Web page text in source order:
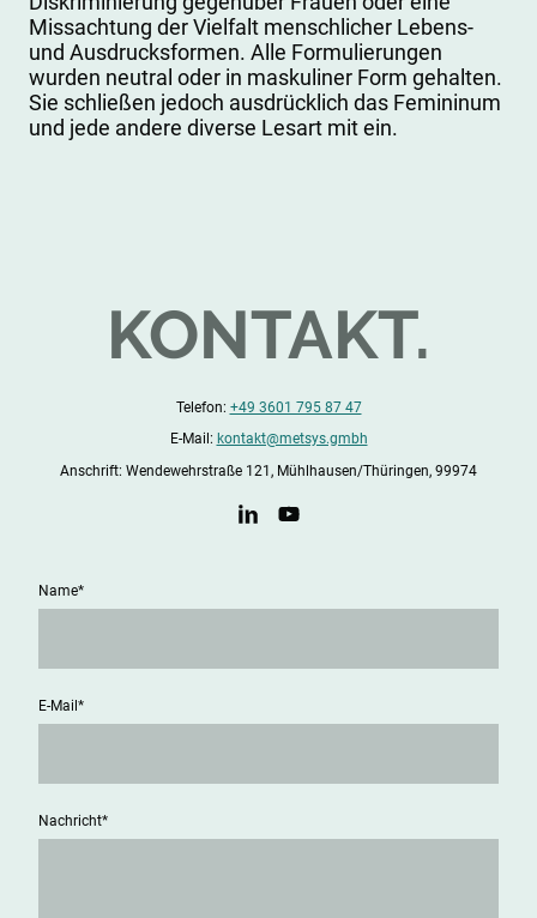
Missachtung der Vielfalt menschlicher Lebens-
und Ausdrucksformen. Alle Formulierungen
wurden neutral oder in maskuliner Form gehalten.
Sie schließen jedoch ausdrücklich das Femininum
und jede andere diverse Lesart mit ein.
KONTAKT.
Telefon: +49 3601 795 87 47
E-Mail: kontakt@metsys.gmbh
Anschrift: Wendewehrstraße 121, Mühlhausen/Thüringen, 99974
Name*
E-Mail*
Nachricht*